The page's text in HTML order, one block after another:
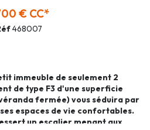
€ CC*
468007
immeuble de seulement 2
de type F3 d'une superficie
fermée) vous séduira par
espaces de vie confortables.
un escalier menant aux